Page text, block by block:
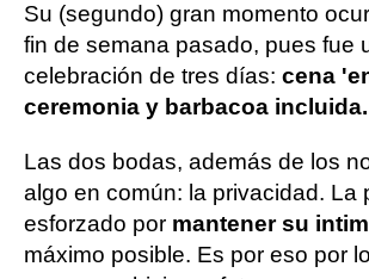
Su (segundo) gran momento
fin de semana pasado, pues fue
celebración de tres días: cena
ceremonia y barbacoa incluida.
Las dos bodas, además de los
algo en común: la privacidad. La
esforzado por mantener su
máximo posible. Es por eso por